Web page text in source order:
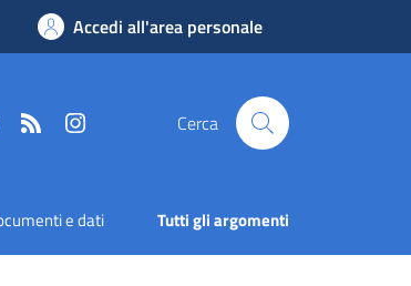
Accedi all'area personale
TelegramRSS Cerca
e dati Tutti gli argomenti